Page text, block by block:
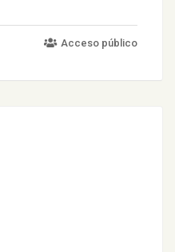
Acceso público